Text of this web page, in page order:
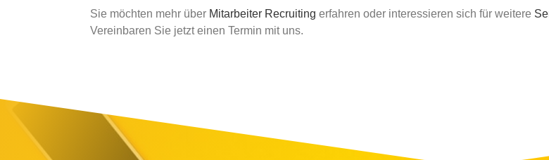
Sie möchten mehr über Mitarbeiter Recruiting erfahren oder interessieren sich für weitere
Vereinbaren Sie jetzt einen Termin mit uns.